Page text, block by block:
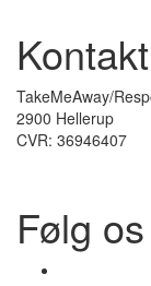
TakeMeAway/
2900 Hellerup
CVR: 36946407
Følg os